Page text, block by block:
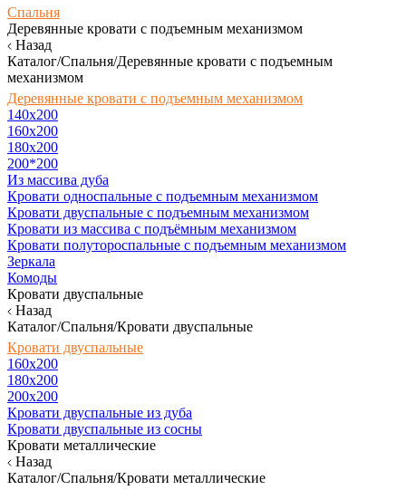
Спальня
Деревянные кровати с подъемным механизмом
Назад
Каталог/Спальня/Деревянные кровати с подъемным
механизмом
Деревянные кровати с подъемным механизмом
140x200
160х200
180х200
200*200
Из массива дуба
Кровати односпальные с подъемным механизмом
Кровати двуспальные с подъемным механизмом
Кровати из массива с подъёмным механизмом
Кровати полутороспальные с подъемным механизмом
Зеркала
Комоды
Кровати двуспальные
Назад
Каталог/Спальня/Кровати двуспальные
Кровати двуспальные
160х200
180x200
200x200
Кровати двуспальные из дуба
Кровати двуспальные из сосны
Кровати металлические
Назад
Каталог/Спальня/Кровати металлические